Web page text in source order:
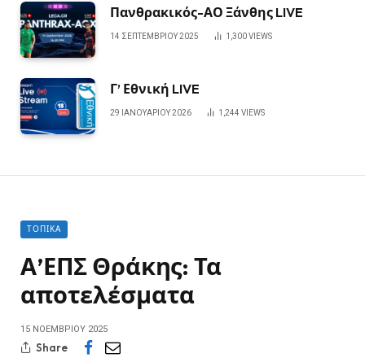
Πανθρακικός-ΑΟ Ξάνθης LIVE
14 ΣΕΠΤΕΜΒΡΊΟΥ 2025 1,300VIEWS
Γ’ Εθνική LIVE
29 ΙΑΝΟΥΑΡΊΟΥ 2026 1,244 VIEWS
ΤΟΠΙΚΆ
Α’ΕΠΣ Θράκης: Τα
αποτελέσματα
15 ΝΟΕΜΒΡΊΟΥ 2025
Share